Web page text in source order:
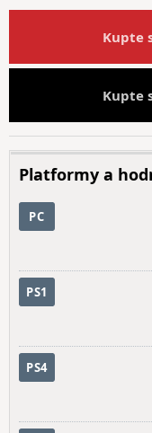
Kupte
Kupte
Platformy a
PC
PS1
PS4